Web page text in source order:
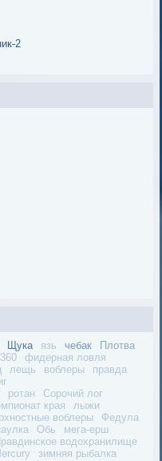
2
Щука язь чебак
Плотва
фидерная ловля
лещь воблеры
правда
ротан
Сорочий лог
края
лыжи
воблеры
Федула
Обь
мега-ерш
водохранилище
зимняя рыбалка